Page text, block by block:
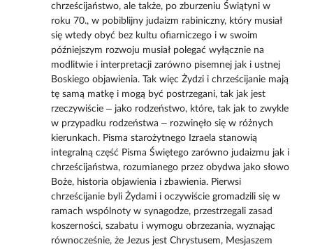
chrześcijaństwo, ale także, po zburzeniu Świątyni w
roku 70., w pobiblijny judaizm rabiniczny, który musiał
się wtedy obyć bez kultu ofiarniczego i w swoim
późniejszym rozwoju musiał polegać wyłącznie na
modlitwie i interpretacji zarówno pisemnej jak i ustnej
Boskiego objawienia. Tak więc Żydzi i chrześcijanie mają
tę samą matkę i mogą być postrzegani, tak jak jest
rzeczywiście – jako rodzeństwo, które, tak jak to zwykle
w przypadku rodzeństwa – rozwinęło się w różnych
kierunkach. Pisma starożytnego Izraela stanowią
integralną część Pisma Świętego zarówno judaizmu jak i
chrześcijaństwa, rozumianego przez obydwa jako słowo
Boże, historia objawienia i zbawienia. Pierwsi
chrześcijanie byli Żydami i oczywiście gromadzili się w
ramach wspólnoty w synagodze, przestrzegali zasad
koszerności, szabatu i wymogu obrzezania, wyznając
równocześnie, że Jezus jest Chrystusem, Mesjaszem